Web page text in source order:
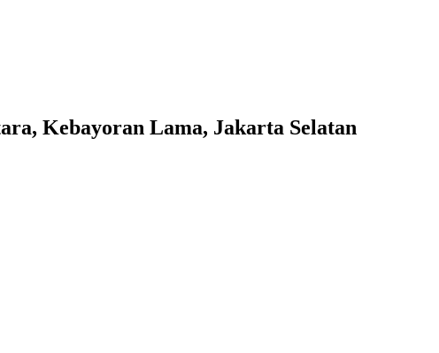
Kebayoran Lama, Jakarta Selatan